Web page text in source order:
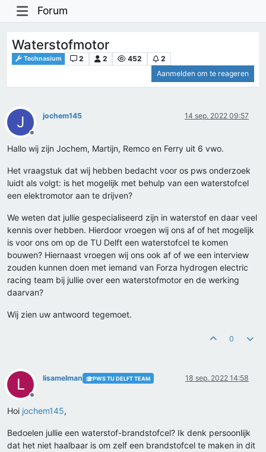
Forum
Waterstofmotor
Technasium 2 2 452
2
Aanmelden om te reageren
J
Offline
jochem145 14 sep. 2022 09:57
Hallo wij zijn Jochem, Martijn, Remco en Ferry uit 6 vwo.
Het vraagstuk dat wij hebben bedacht voor os pws onderzoek
luidt als volgt: is het mogelijk met behulp van een waterstofcel
een elektromotor aan te drijven?
We weten dat jullie gespecialiseerd zijn in waterstof en daar veel
kennis over hebben. Hierdoor vroegen wij ons af of het mogelijk
is voor ons om op de TU Delft een waterstofcel te komen
bouwen? Hiernaast vroegen wij ons ook af of we een interview
zouden kunnen doen met iemand van Forza hydrogen electric
racing team bij jullie over een waterstofmotor en de werking
daarvan?
Wij zien uw antwoord tegemoet.
0
L
Offline
lisamelman PWS TU DELFT TEAM 18 sep. 2022 14:58
Hoi jochem145,
Bedoelen jullie een waterstof-brandstofcel? Ik denk persoonlijk
dat het niet haalbaar is om zelf een brandstofcel te maken in dit